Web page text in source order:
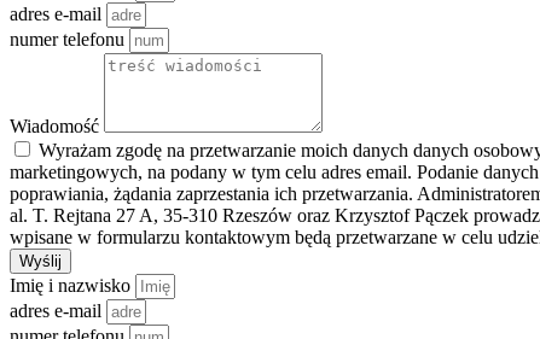
adres e-mail
numer telefonu
Wiadomość
Wyrażam zgodę na przetwarzanie moich danych danych
marketingowych, na podany w tym celu adres email. Podanie
poprawiania, żądania zaprzestania ich przetwarzania.
al. T. Rejtana 27 A, 35-310 Rzeszów oraz Krzysztof Pączek
wpisane w formularzu kontaktowym będą przetwarzane w celu
Wyślij
Imię i nazwisko
adres e-mail